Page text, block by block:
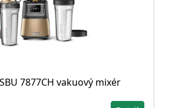
7877CH vakuový mixér